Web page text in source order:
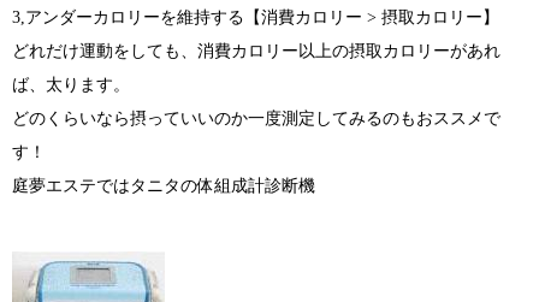
3,アンダーカロリーを維持する【消費カロリー > 摂取カロリー】
どれだけ運動をしても、消費カロリー以上の摂取カロリーがあれ
ば、太ります。
どのくらいなら摂っていいのか一度測定してみるのもおススメで
す！
庭夢エステではタニタの体組成計診断機